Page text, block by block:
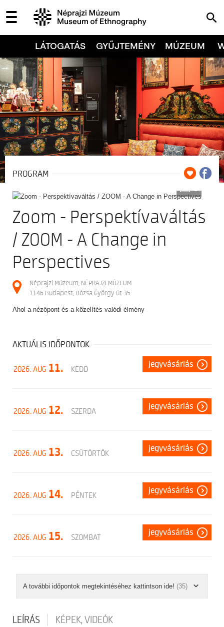
LÁTOGATÁS GYŰJTEMÉNY MÚZEUM
PROGRAM
3
Zoom - Perspektívaváltás
/ ZOOM - A Change in
Perspectives
Néprajzi Múzeum, NÉPRAJZI MÚZEUM
1146 Budapest, Dózsa György út 35.
Ahol a nézőpont és a közelítés valódi élmény
AKTUÁLIS IDŐPONTOK
2026. AUG 11. KEDD
jegyvásárlás
2026. AUG 12. SZERDA
jegyvásárlás
2026. AUG 13. CSÜTÖRTÖK
jegyvásárlás
2026. AUG 14. PÉNTEK
jegyvásárlás
2026. AUG 15. SZOMBAT
jegyvásárlás
A további időpontok megtekintéséhez kattintson ide! (35)
LEÍRÁS KÉPEK, VIDEÓK